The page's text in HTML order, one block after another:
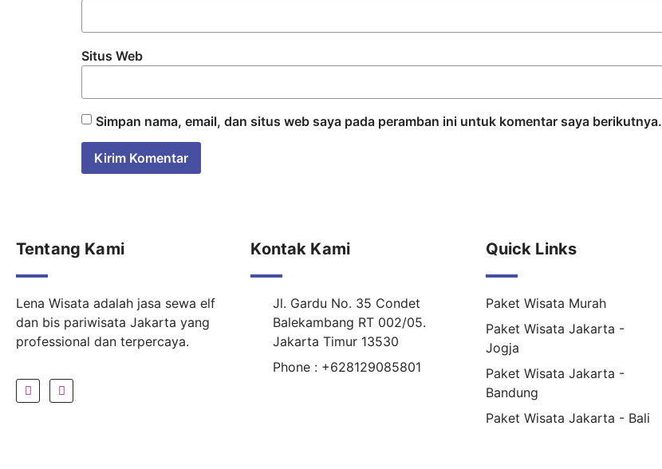
Situs Web
Simpan nama, email, dan situs web saya pada peramban ini untuk komentar saya berikutnya.
Tentang Kami
Lena Wisata adalah jasa sewa elf
dan bis pariwisata Jakarta yang
professional dan terpercaya.
Kontak Kami
Jl. Gardu No. 35 Condet
Balekambang RT 002/05.
Jakarta Timur 13530
Phone : +628129085801
Quick Links
Paket Wisata Murah
Paket Wisata Jakarta -
Jogja
Paket Wisata Jakarta -
Bandung
Paket Wisata Jakarta - Bali